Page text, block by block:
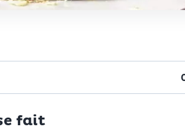
fait